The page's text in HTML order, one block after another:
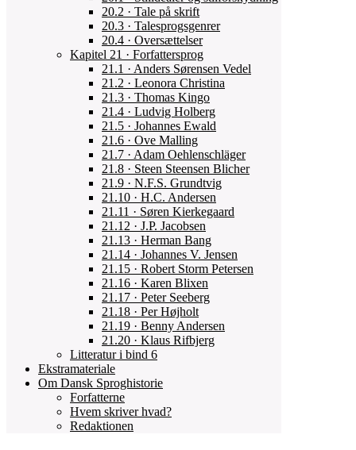
20.2 · Tale på skrift
20.3 · Talesprogsgenrer
20.4 · Oversættelser
Kapitel 21 · Forfattersprog
21.1 · Anders Sørensen Vedel
21.2 · Leonora Christina
21.3 · Thomas Kingo
21.4 · Ludvig Holberg
21.5 · Johannes Ewald
21.6 · Ove Malling
21.7 · Adam Oehlenschläger
21.8 · Steen Steensen Blicher
21.9 · N.F.S. Grundtvig
21.10 · H.C. Andersen
21.11 · Søren Kierkegaard
21.12 · J.P. Jacobsen
21.13 · Herman Bang
21.14 · Johannes V. Jensen
21.15 · Robert Storm Petersen
21.16 · Karen Blixen
21.17 · Peter Seeberg
21.18 · Per Højholt
21.19 · Benny Andersen
21.20 · Klaus Rifbjerg
Litteratur i bind 6
Ekstramateriale
Om Dansk Sproghistorie
Forfatterne
Hvem skriver hvad?
Redaktionen